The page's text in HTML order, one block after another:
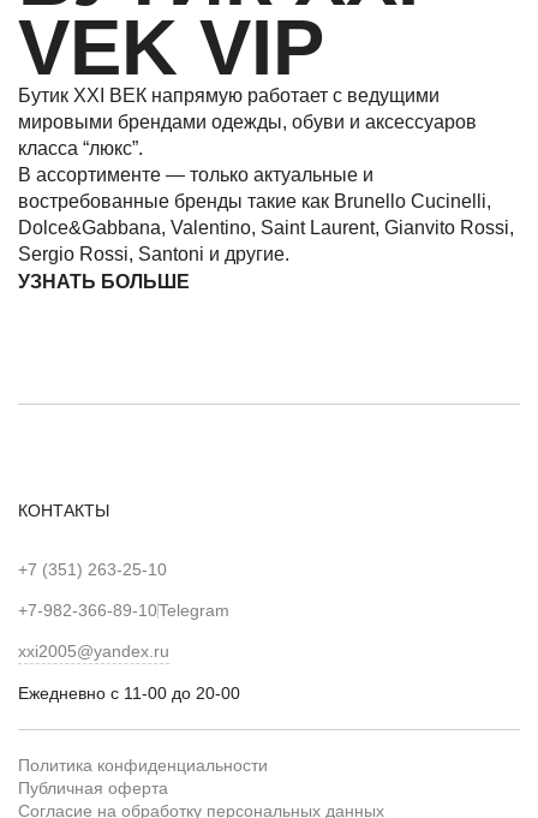
VEK VIP
Бутик XXI ВЕК напрямую работает с ведущими
мировыми брендами одежды, обуви и аксессуаров
класса “люкс”.
В ассортименте — только актуальные и
востребованные бренды такие как Brunello Cucinelli,
Dolce&Gabbana, Valentino, Saint Laurent, Gianvito Rossi,
Sergio Rossi, Santoni и другие.
УЗНАТЬ БОЛЬШЕ
КОНТАКТЫ
+7 (351) 263-25-10
+7-982-366-89-10Telegram
xxi2005@yandex.ru
Ежедневно с 11-00 до 20-00
Политика конфиденциальности
Публичная оферта
Согласие на обработку персональных данных